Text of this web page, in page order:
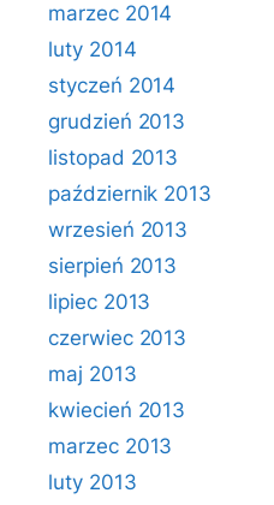
marzec 2014
luty 2014
styczeń 2014
grudzień 2013
listopad 2013
październik 2013
wrzesień 2013
sierpień 2013
lipiec 2013
czerwiec 2013
maj 2013
kwiecień 2013
marzec 2013
luty 2013